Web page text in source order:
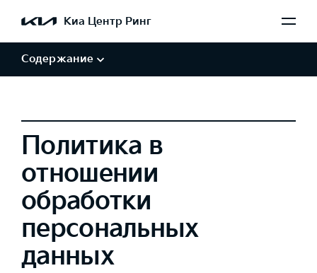
Киа Центр Ринг
Содержание
Авторские права и товарные знаки
Политика в
отношении
обработки
персональных
данных